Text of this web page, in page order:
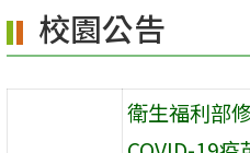
校園公告
衛生福利部